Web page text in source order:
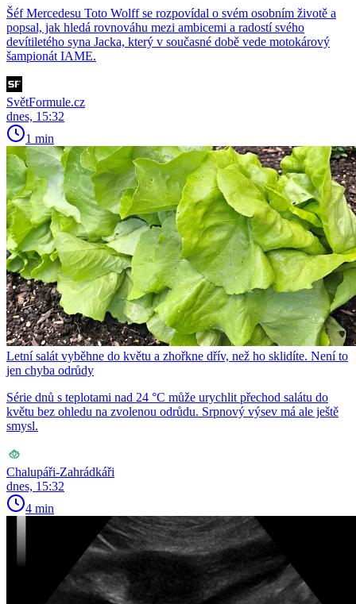
Šéf Mercedesu Toto Wolff se rozpovídal o svém osobním životě a
popsal, jak hledá rovnováhu mezi ambicemi a radostí svého
devítiletého syna Jacka, který v současné době vede motokárový
šampionát IAME.
SvětFormule.cz
dnes, 15:32
1 min
Letní salát vyběhne do květu a zhořkne dřív, než ho sklidíte. Není to
jen chyba odrůdy
Série dnů s teplotami nad 24 °C může urychlit přechod salátu do
květu bez ohledu na zvolenou odrůdu. Srpnový výsev má ale ještě
smysl.
Chalupáři-Zahrádkáři
dnes, 15:32
4 min